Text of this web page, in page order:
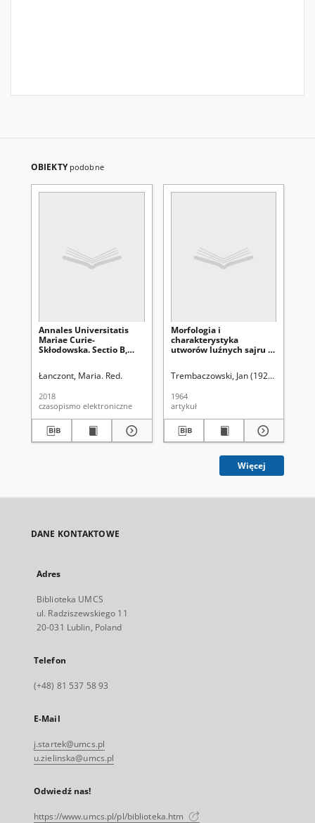
OBIEKTY podobne
Annales Universitatis
Mariae Curie-
Skłodowska. Sectio B,
Petrographia Vol. 73
Łanczont, Maria. Red.
2018
czasopismo elektroniczne
Morfologia i
charakterystyka
utworów luźnych sajru w
Trembaczowski, Jan (1920-1998).
1964
artykuł
Więcej
DANE KONTAKTOWE
Adres
Biblioteka UMCS
ul. Radziszewskiego 11
20-031 Lublin, Poland
Telefon
(+48) 81 537 58 93
E-Mail
j.startek@umcs.pl
u.zielinska@umcs.pl
Odwiedź nas!
https://www.umcs.pl/pl/biblioteka.htm